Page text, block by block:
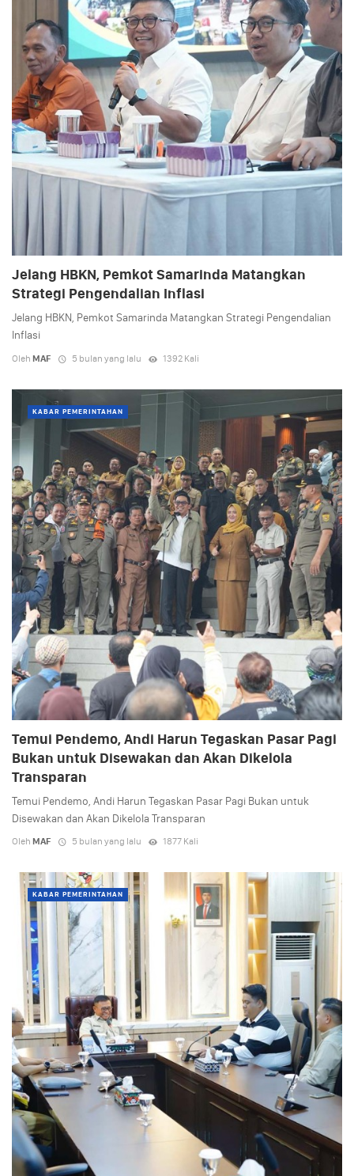
Jelang HBKN, Pemkot Samarinda Matangkan
Strategi Pengendalian Inflasi
Jelang HBKN, Pemkot Samarinda Matangkan Strategi Pengendalian
Inflasi
Oleh MAF 5 bulan yang lalu 1392 Kali
KABAR PEMERINTAHAN
Temui Pendemo, Andi Harun Tegaskan Pasar Pagi
Bukan untuk Disewakan dan Akan Dikelola
Transparan
Temui Pendemo, Andi Harun Tegaskan Pasar Pagi Bukan untuk
Disewakan dan Akan Dikelola Transparan
Oleh MAF 5 bulan yang lalu 1877 Kali
KABAR PEMERINTAHAN